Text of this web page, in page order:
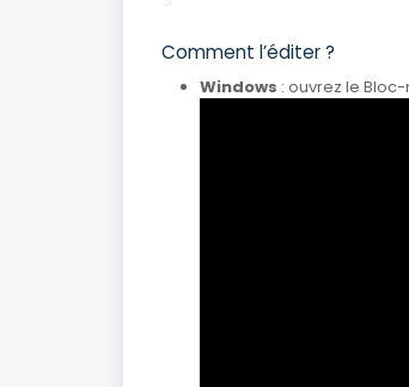
Comment l’éditer ?
Windows : ouvrez le